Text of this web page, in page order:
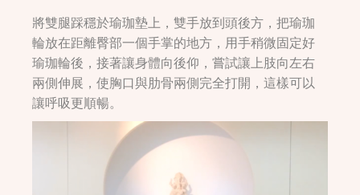
將雙腿踩穩於瑜珈墊上，雙手放到頭後方，把瑜珈
輪放在距離臀部一個手掌的地方，用手稍微固定好
瑜珈輪後，接著讓身體向後仰，嘗試讓上肢向左右
兩側伸展，使胸口與肋骨兩側完全打開，這樣可以
讓呼吸更順暢。